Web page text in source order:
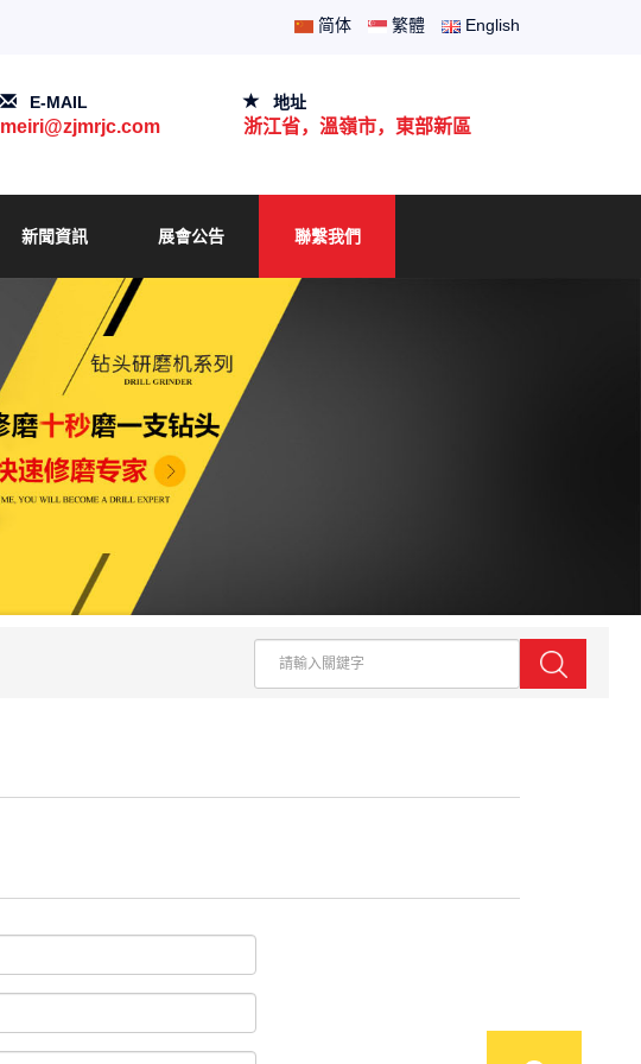
简体 繁體 English
E-MAIL
meiri@zjmrjc.com
地址
浙江省，溫嶺市，東部新區
新聞資訊 展會公告 聯繫我們